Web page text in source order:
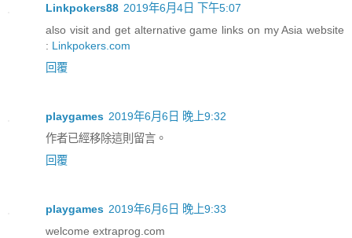
Linkpokers88 2019年6月4日 下午5:07
also visit and get alternative game links on my Asia website
: Linkpokers.com
回覆
playgames 2019年6月6日 晚上9:32
作者已經移除這則留言。
回覆
playgames 2019年6月6日 晚上9:33
welcome extraprog.com